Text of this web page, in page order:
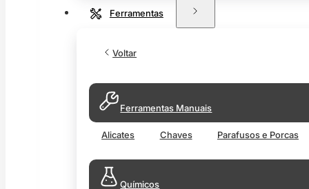
Ferramentas
Voltar
Ferramentas Manuais
Alicates Chaves Parafusos e Porcas
Químicos